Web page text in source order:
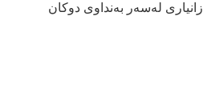
زانیاری لەسەر بەنداوی دوكان